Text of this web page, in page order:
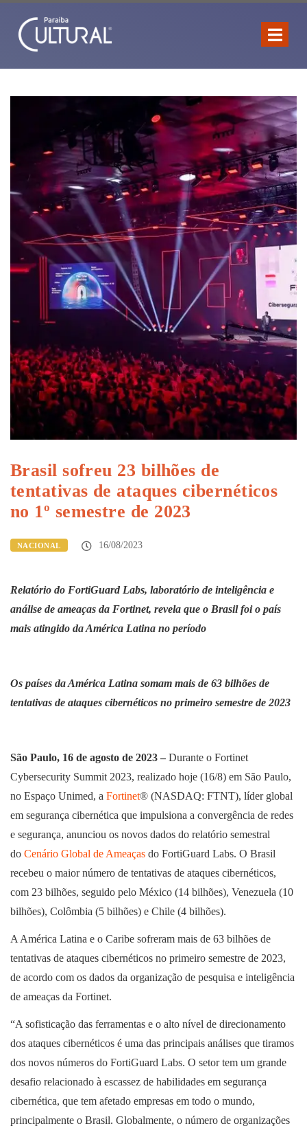
Brasil sofreu 23 bilhões de
tentativas de ataques cibernéticos
no 1º semestre de 2023
NACIONAL 16/08/2023
Relatório do FortiGuard Labs, laboratório de inteligência e
análise de ameaças da Fortinet, revela que o Brasil foi o país
mais atingido da América Latina no período
Os países da América Latina somam mais de 63 bilhões de
tentativas de ataques cibernéticos no primeiro semestre de 2023
São Paulo, 16 de agosto de 2023 – Durante o Fortinet
Cybersecurity Summit 2023, realizado hoje (16/8) em São Paulo,
no Espaço Unimed, a Fortinet® (NASDAQ: FTNT), líder global
em segurança cibernética que impulsiona a convergência de redes
e segurança, anunciou os novos dados do relatório semestral
do Cenário Global de Ameaças do FortiGuard Labs. O Brasil
recebeu o maior número de tentativas de ataques cibernéticos,
com 23 bilhões, seguido pelo México (14 bilhões), Venezuela (10
bilhões), Colômbia (5 bilhões) e Chile (4 bilhões).
A América Latina e o Caribe sofreram mais de 63 bilhões de
tentativas de ataques cibernéticos no primeiro semestre de 2023,
de acordo com os dados da organização de pesquisa e inteligência
de ameaças da Fortinet.
“A sofisticação das ferramentas e o alto nível de direcionamento
dos ataques cibernéticos é uma das principais análises que tiramos
dos novos números do FortiGuard Labs. O setor tem um grande
desafio relacionado à escassez de habilidades em segurança
cibernética, que tem afetado empresas em todo o mundo,
principalmente o Brasil. Globalmente, o número de organizações